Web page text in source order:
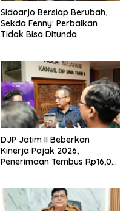
Sidoarjo Bersiap Berubah,
Sekda Fenny: Perbaikan
Tidak Bisa Ditunda
DJP Jatim II Beberkan
Kinerja Pajak 2026,
Penerimaan Tembus Rp16,08